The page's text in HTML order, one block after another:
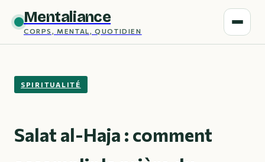
Mentaliance
CORPS, MENTAL, QUOTIDIEN
SPIRITUALITÉ
Salat al-Haja : comment